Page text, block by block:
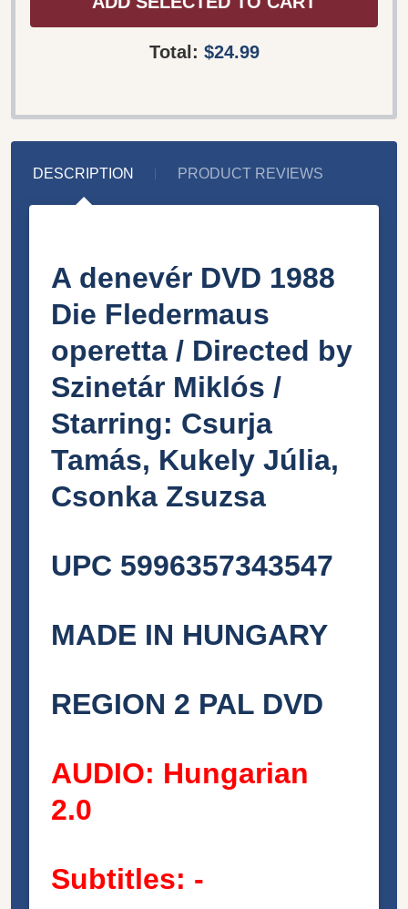
Total: $24.99
DESCRIPTION PRODUCT REVIEWS
A denevér DVD 1988
Die Fledermaus
operetta / Directed by
Szinetár Miklós /
Starring: Csurja
Tamás, Kukely Júlia,
Csonka Zsuzsa
UPC 5996357343547
MADE IN HUNGARY
REGION 2 PAL DVD
AUDIO: Hungarian
2.0
Subtitles: -